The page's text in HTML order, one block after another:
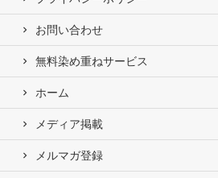
お問い合わせ
無料染め重ねサービス
ホーム
メディア掲載
メルマガ登録